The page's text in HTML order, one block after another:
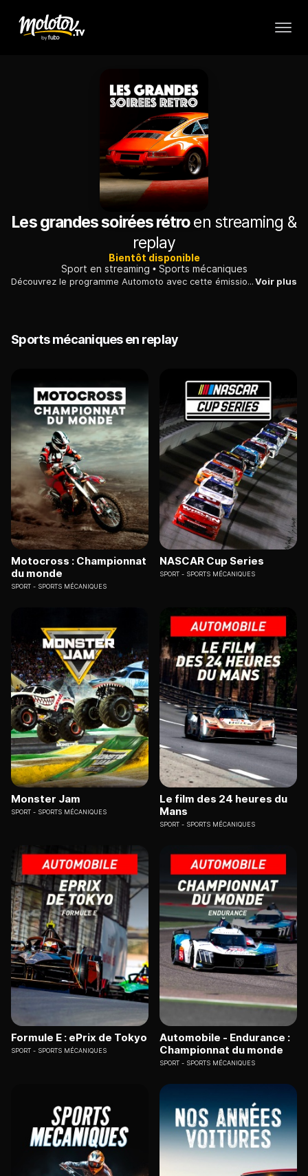
Les grandes soirées rétroen streaming &
replay
Bientôt disponible
Sport en streaming
Sports mécaniques
Découvrez le programme Automoto avec cette émission de lancement qui introduit la thématique de la soirée.Voir plus
Sports mécaniques en replay
Motocross : Championnat
du monde
SPORT SPORTS MÉCANIQUES
NASCAR Cup Series
SPORT SPORTS MÉCANIQUES
Monster Jam
SPORT SPORTS MÉCANIQUES
Le film des 24 heures du
Mans
SPORT SPORTS MÉCANIQUES
Formule E : ePrix de Tokyo
SPORT SPORTS MÉCANIQUES
Automobile - Endurance :
Championnat du monde
SPORT SPORTS MÉCANIQUES